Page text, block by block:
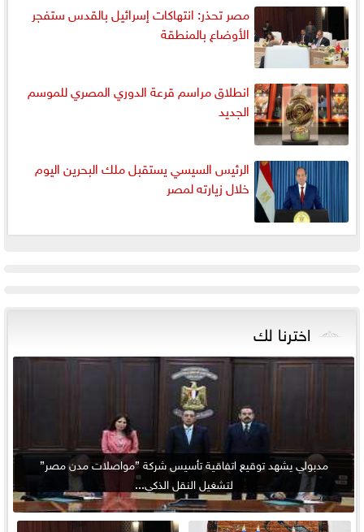
مصر تحذر: انتهاكات إسرائيل بالقدس ستفجر
الأوضاع بالمنطقة
انطلاق مراسم قرعة الدوري المصري للموسم
الجديد
الرئيس السيسي يستقبل ملك البحرين اليوم
خلال زيارته لمصر
اخترنا لك
مدبولي يشهد توقيع اتفاقية تأسيس شركة ”مواصلات مدن مصر”
لتشغيل النقل الذكي...